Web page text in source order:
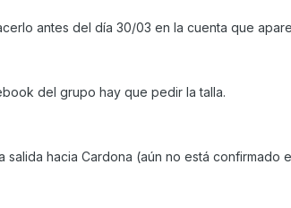
antes del día 30/03 en la cuenta que
del grupo hay que pedir la talla.
salida hacia Cardona (aún no está confirmado